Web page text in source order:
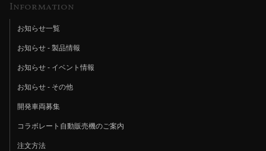
Information
お知らせ一覧
お知らせ - 製品情報
お知らせ - イベント情報
お知らせ - その他
開発車両募集
コラボレート自動販売機のご案内
注文方法